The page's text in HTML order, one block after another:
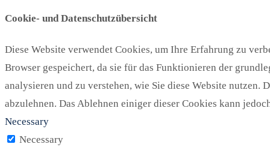
Cookie- und Datenschutzübersicht
Diese Website verwendet Cookies, um Ihre Erfahrung zu
Browser gespeichert, da sie für das Funktionieren der
analysieren und zu verstehen, wie Sie diese Website
abzulehnen. Das Ablehnen einiger dieser Cookies kann
Necessary
Necessary